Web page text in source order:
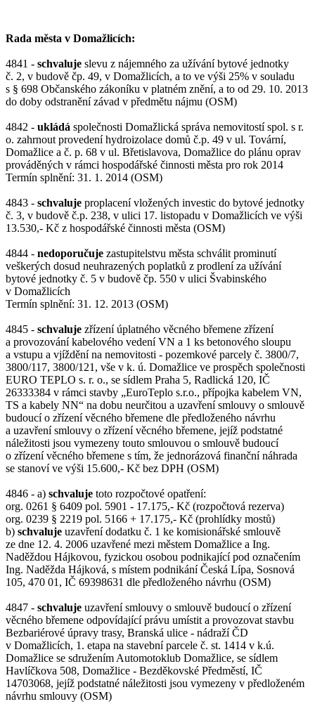
Rada města v Domažlicích:
4841 - schvaluje slevu z nájemného za užívání bytové jednotky
č. 2, v budově čp. 49, v Domažlicích, a to ve výši 25% v souladu
s § 698 Občanského zákoníku v platném znění, a to od 29. 10. 2013
do doby odstranění závad v předmětu nájmu (OSM)
4842 - ukládá společnosti Domažlická správa nemovitostí spol. s r.
o. zahrnout provedení hydroizolace domů č.p. 49 v ul. Tovární,
Domažlice a č. p. 68 v ul. Břetislavova, Domažlice do plánu oprav
prováděných v rámci hospodářské činnosti města pro rok 2014
Termín splnění: 31. 1. 2014 (OSM)
4843 - schvaluje proplacení vložených investic do bytové jednotky
č. 3, v budově č.p. 238, v ulici 17. listopadu v Domažlicích ve výši
13.530,- Kč z hospodářské činnosti města (OSM)
4844 - nedoporučuje zastupitelstvu města schválit prominutí
veškerých dosud neuhrazených poplatků z prodlení za užívání
bytové jednotky č. 5 v budově čp. 550 v ulici Švabinského
v Domažlicích
Termín splnění: 31. 12. 2013 (OSM)
4845 - schvaluje zřízení úplatného věcného břemene zřízení
a provozování kabelového vedení VN a 1 ks betonového sloupu
a vstupu a vjíždění na nemovitosti - pozemkové parcely č. 3800/7,
3800/117, 3800/121, vše v k. ú. Domažlice ve prospěch společnosti
EURO TEPLO s. r. o., se sídlem Praha 5, Radlická 120, IČ
26333384 v rámci stavby „EuroTeplo s.r.o., přípojka kabelem VN,
TS a kabely NN“ na dobu neurčitou a uzavření smlouvy o smlouvě
budoucí o zřízení věcného břemene dle předloženého návrhu
a uzavření smlouvy o zřízení věcného břemene, jejíž podstatné
náležitosti jsou vymezeny touto smlouvou o smlouvě budoucí
o zřízení věcného břemene s tím, že jednorázová finanční náhrada
se stanoví ve výši 15.600,- Kč bez DPH (OSM)
4846 - a) schvaluje toto rozpočtové opatření:
org. 0261 § 6409 pol. 5901 - 17.175,- Kč (rozpočtová rezerva)
org. 0239 § 2219 pol. 5166 + 17.175,- Kč (prohlídky mostů)
b) schvaluje uzavření dodatku č. 1 ke komisionářské smlouvě
ze dne 12. 4. 2006 uzavřené mezi městem Domažlice a Ing.
Naděždou Hájkovou, fyzickou osobou podnikající pod označením
Ing. Naděžda Hájková, s místem podnikání Česká Lípa, Sosnová
105, 470 01, IČ 69398631 dle předloženého návrhu (OSM)
4847 - schvaluje uzavření smlouvy o smlouvě budoucí o zřízení
věcného břemene odpovídající právu umístit a provozovat stavbu
Bezbariérové úpravy trasy, Branská ulice - nádraží ČD
v Domažlicích, 1. etapa na stavební parcele č. st. 1414 v k.ú.
Domažlice se sdružením Automotoklub Domažlice, se sídlem
Havlíčkova 508, Domažlice - Bezděkovské Předměstí, IČ
14703068, jejíž podstatné náležitosti jsou vymezeny v předloženém
návrhu smlouvy (OSM)